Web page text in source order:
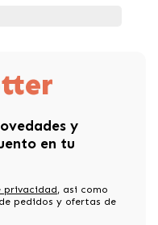
y
en tu
privacidad, asi como
pedidos y ofertas de